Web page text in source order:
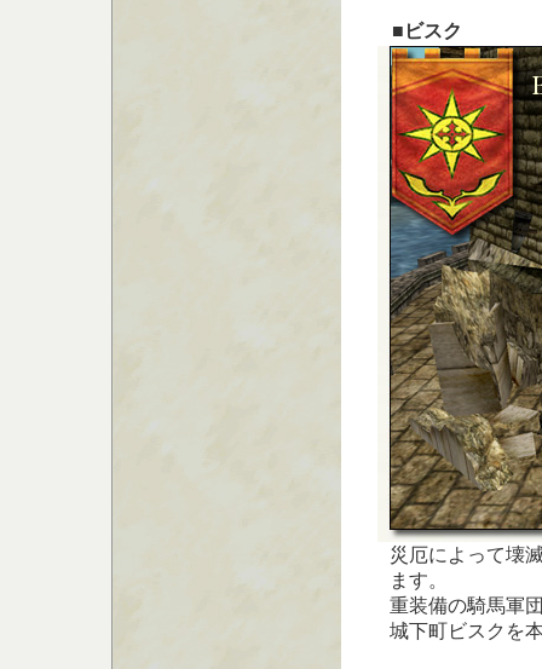
■ビスク
災厄によって壊
ます。
重装備の騎馬軍
城下町ビスクを